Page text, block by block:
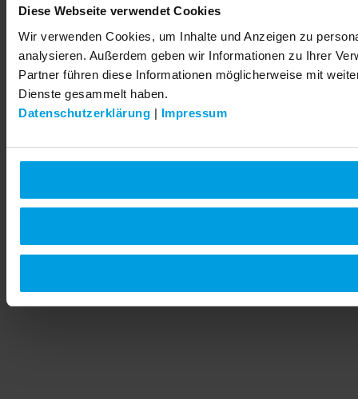
Diese Webseite verwendet Cookies
Wir verwenden Cookies, um Inhalte und Anzeigen zu
analysieren. Außerdem geben wir Informationen zu Ihrer
Partner führen diese Informationen möglicherweise mit
Dienste gesammelt haben.
Datenschutzerklärung | Impressum